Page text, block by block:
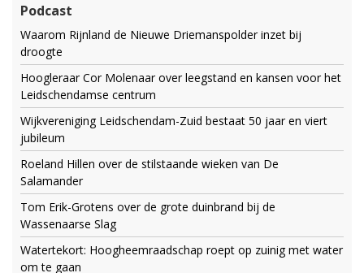
Podcast
Waarom Rijnland de Nieuwe Driemanspolder inzet bij
droogte
Hoogleraar Cor Molenaar over leegstand en kansen voor het
Leidschendamse centrum
Wijkvereniging Leidschendam-Zuid bestaat 50 jaar en viert
jubileum
Roeland Hillen over de stilstaande wieken van De
Salamander
Tom Erik-Grotens over de grote duinbrand bij de
Wassenaarse Slag
Watertekort: Hoogheemraadschap roept op zuinig met water
om te gaan